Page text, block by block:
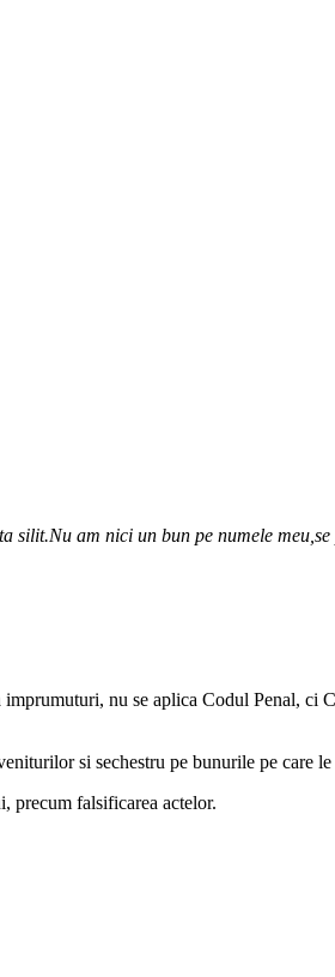
am nici un bun pe numele
nu se aplica Codul Penal, ci
si sechestru pe bunurile pe care
precum falsificarea actelor.